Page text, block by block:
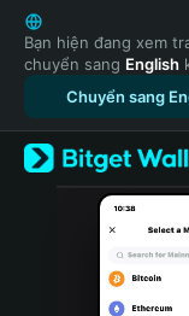
English
日本語
Tiếng Việt
Русский
Español
Türkçe
Italiano
Bạn hiện đang xem
chuyển sang English
Chuyển sang